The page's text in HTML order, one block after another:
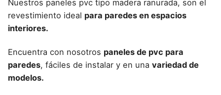
Nuestros paneles pvc tipo madera ranurada, son el
revestimiento ideal para paredes en espacios
interiores.
Encuentra con nosotros paneles de pvc para
paredes, fáciles de instalar y en una variedad de
modelos.